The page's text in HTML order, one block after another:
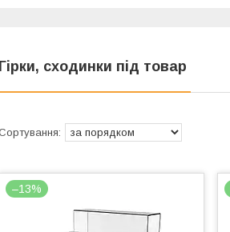
Гірки, сходинки під товар
–13%